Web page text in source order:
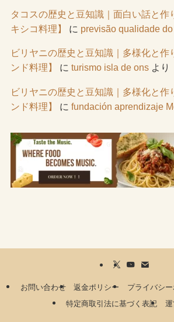
タコスの歴史と豆知識｜面白い話と作
キシコ料理】
に previsão qualidade
ビリヤニの歴史と豆知識｜多様化と作
ンド料理】
に turismo isla de onsより
ビリヤニの歴史と豆知識｜多様化と作
ンド料理】
に fundación aprendizaje
お問い合わせ 返金ポリシー プライバシ
特定商取引法に基づく表記